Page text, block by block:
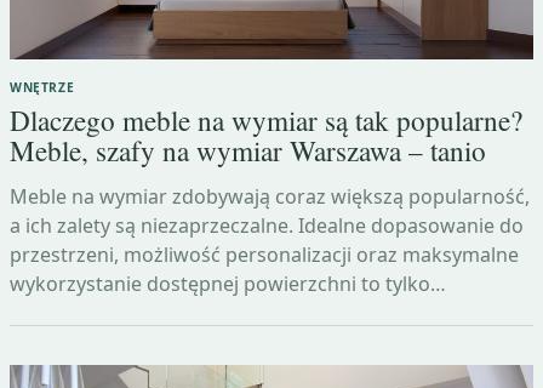
WNĘTRZE
Dlaczego meble na wymiar są tak popularne?
Meble, szafy na wymiar Warszawa – tanio
Meble na wymiar zdobywają coraz większą popularność,
a ich zalety są niezaprzeczalne. Idealne dopasowanie do
przestrzeni, możliwość personalizacji oraz maksymalne
wykorzystanie dostępnej powierzchni to tylko…